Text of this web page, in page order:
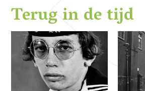
Terug in de tijd